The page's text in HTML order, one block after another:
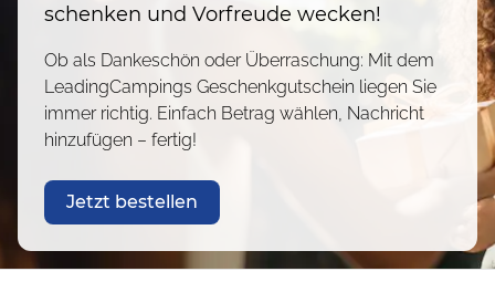
schenken und Vorfreude wecken!
Ob als Dankeschön oder Überraschung: Mit dem
LeadingCampings Geschenkgutschein liegen Sie
immer richtig. Einfach Betrag wählen, Nachricht
hinzufügen – fertig!
Jetzt bestellen